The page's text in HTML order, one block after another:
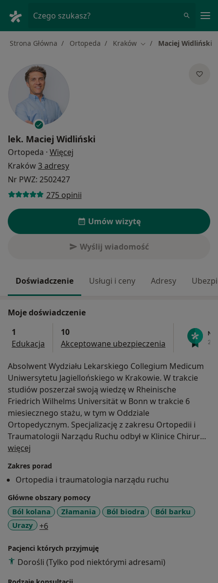
Czego szukasz?
Strona Główna Ortopeda Kraków Zmień miasto
Maciej Widliński
lek. Maciej Widliński
Ortopeda · Więcej
Kraków3 adresy
Nr PWZ: 2502427
275 opinii
Umów wizytę
Wyślij wiadomość
Doświadczenie Usługi i ceny Adresy
Moje doświadczenie
1
Edukacja
10
Akceptowane ubezpieczenia
Absolwent Wydziału Lekarskiego Collegium Medicum
Uniwersytetu Jagiellońskiego w Krakowie. W trakcie
studiów poszerzał swoją wiedzę w Rheinische
Friedrich Wilhelms Universität w Bonn w trakcie 6
miesiecznego stażu, w tym w Oddziale
Ortopedycznym. Specjalizację z zakresu Ortopedii i
Traumatologii Narządu Ruchu odbył w Klinice Chirurgii
Urazowej i Ortopedii 5 Wojskowego Szpitala
kursów specjalizacyjnych z Ortopedii i Traumatologii
oraz szkoleń z zakresu ultrasonografii narządu ruchu
z uwzględnieniem zabiegów z zakresu USG
interwencyjnego (np.: punkcje i iniekcje dostawowe
pod kontrolą obrazu z aparatu ultrasonograficznego).
Członek Polskiego Towarzystwa Ortopedii i
podnosi w trakcie szkoleń i konferencji naukowych.
więcej
Zakres porad
Ortopedia i traumatologia narządu ruchu
Główne obszary pomocy
Ból kolana Złamania Ból biodra
Ból barku
Urazy
+6a11y_sr_more_diseases
Pacjenci których przyjmuję
Dorośli (Tylko pod niektórymi adresami)